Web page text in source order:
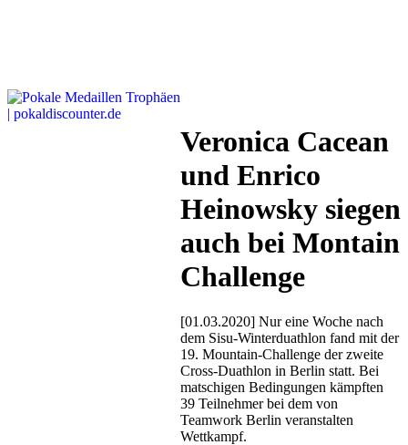
Veronica Cacean
und Enrico
Heinowsky siegen
auch bei Montain
Challenge
[01.03.2020] Nur eine Woche nach
dem Sisu-Winterduathlon fand mit der
19. Mountain-Challenge der zweite
Cross-Duathlon in Berlin statt. Bei
matschigen Bedingungen kämpften
39 Teilnehmer bei dem von
Teamwork Berlin veranstalten
Wettkampf.